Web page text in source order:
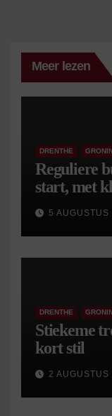
Meer lezen
DRENTHE
Reguliere
start, met
5 AUGUSTUS
DRENTHE
Stiekeme
kort stil
2 AUGUSTUS